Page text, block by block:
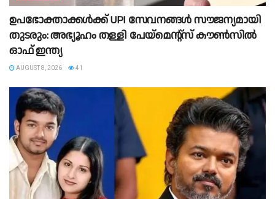
ഉപഭോക്താക്കൾക്ക് UPI സേവനങ്ങൾ സൗജന്യമായി
തുടരും: അഭ്യൂഹം തള്ളി പേയ്‌മെന്റ്സ് കൗൺസിൽ
ഓഫ് ഇന്ത്യ
AUGUST 8, 2026 41